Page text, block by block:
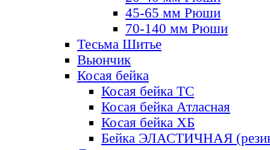
45-65 мм Рюши
70-140 мм Рюши
Тесьма Шитье
Вьюнчик
Косая бейка
Косая бейка ТС
Косая бейка Атласная
Косая бейка ХБ
Бейка ЭЛАСТИЧНАЯ